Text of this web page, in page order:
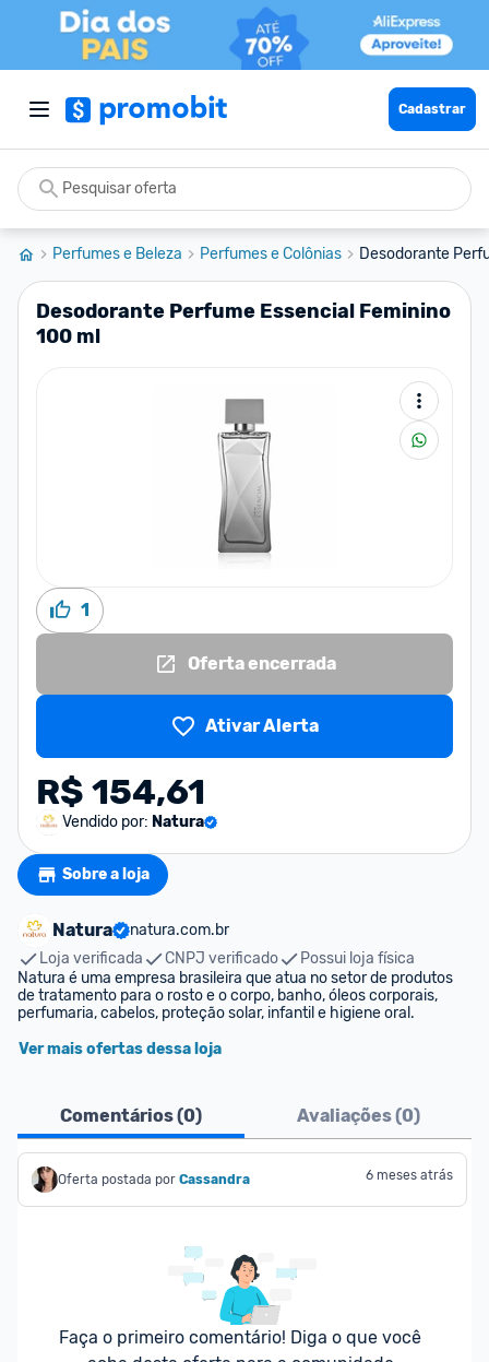
Cadastrar
Perfumes e Beleza Perfumes e Colônias Desodorante
Desodorante Perfume Essencial Feminino
100 ml
1
Oferta encerrada
Ativar Alerta
R$ 154,61
Vendido por: Natura
Sobre a loja
Natura
natura.com.br
Loja verificada
CNPJ verificado
Possui loja física
Natura é uma empresa brasileira que atua no setor de produtos
de tratamento para o rosto e o corpo, banho, óleos corporais,
perfumaria, cabelos, proteção solar, infantil e higiene oral.
Ver mais ofertas dessa loja
Comentários (0) Avaliações (0)
Oferta postada por Cassandra 6 meses atrás
Faça o primeiro comentário! Diga o que você